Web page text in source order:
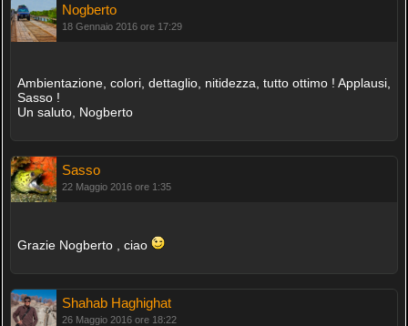
Nogberto
18 Gennaio 2016 ore 17:29
Ambientazione, colori, dettaglio, nitidezza, tutto ottimo ! Applausi,
Sasso !
Un saluto, Nogberto
Sasso
22 Maggio 2016 ore 1:35
Grazie Nogberto , ciao
Shahab Haghighat
26 Maggio 2016 ore 18:22